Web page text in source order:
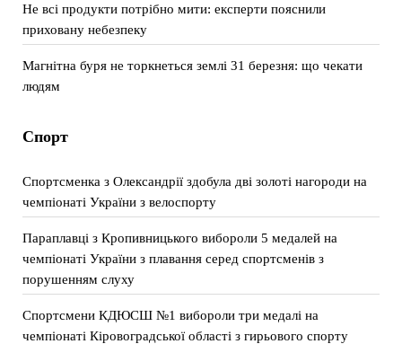
Не всі продукти потрібно мити: експерти пояснили
приховану небезпеку
Магнітна буря не торкнеться землі 31 березня: що чекати
людям
Спорт
Спортсменка з Олександрії здобула дві золоті нагороди на
чемпіонаті України з велоспорту
Параплавці з Кропивницького вибороли 5 медалей на
чемпіонаті України з плавання серед спортсменів з
порушенням слуху
Спортсмени КДЮСШ №1 вибороли три медалі на
чемпіонаті Кіровоградської області з гирьового спорту